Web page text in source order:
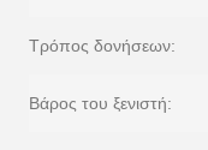
Τρόπος δονήσεων:
Βάρος του ξενιστή: